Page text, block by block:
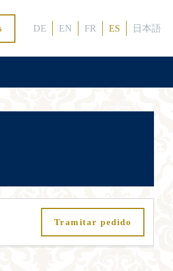
DE EN FR ES 日本語
Tramitar pedido